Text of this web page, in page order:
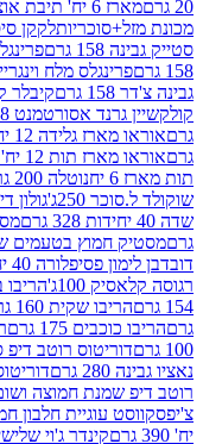
פלסטיק
לקקן סיסי סטיקס
פרינגלס הכל בייגל 158 גרם
מלח וינגרייט 158 גרם
קיבלר קרקר שמינייה
197.8 גרם
12 יח' 331.2 גרם
12 יח' 441.6 גרם
נוטלה 200 גרם
גולון
250ג'
גולון דיאג'סטיב מוזלי
בטעמים שונים 40 יחידות 328 גרם
40 יחידות 328 גרם
הריבו בלוני לבבות 140 גרם
160 גרם דובי צבעוני
175 גרם
ריטר לבן סמרטיס
רוטב דיפ סלסה חריף עדין
דוריטוס רוטב דיפ
חמוצה ושום 280 גרם
עוגיית חלבון חמאת
קינדר ג'וי שלישייה 60 גרם